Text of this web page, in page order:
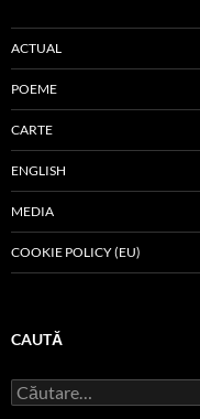
ACTUAL
POEME
CARTE
ENGLISH
MEDIA
COOKIE POLICY (EU)
CAUTĂ
Caută
după: